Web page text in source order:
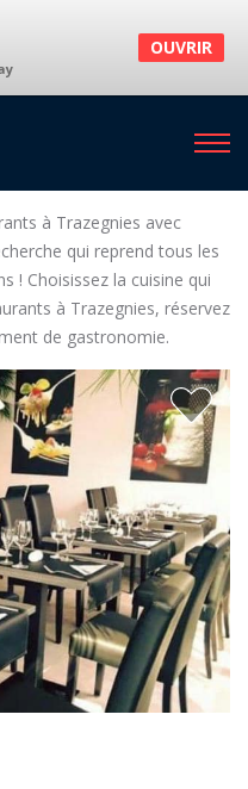
OUVRIR
environs
à Trazegnies avec
qui reprend tous les
! Choisissez la cuisine qui
à Trazegnies, réservez
de gastronomie.